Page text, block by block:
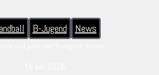
B-Jugend News